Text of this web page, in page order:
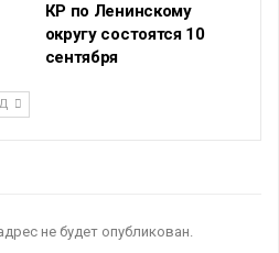
КР по Ленинскому
округу состоятся 10
сентября
не будет опубликован.